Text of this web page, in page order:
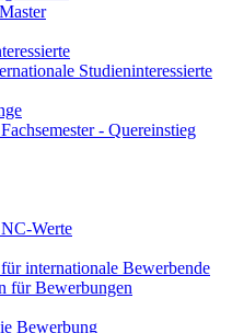
Studieninteressierte
- Quereinstieg
Werte
internationale Bewerbende
für Bewerbungen
Bewerbung